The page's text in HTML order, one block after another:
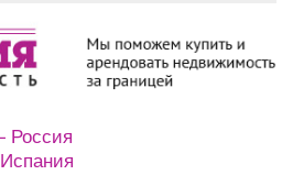
Россия